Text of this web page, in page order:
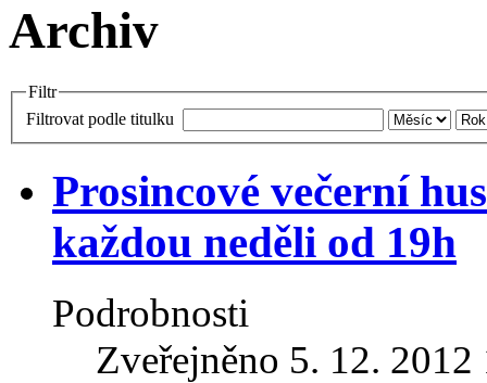
Projekt péče o
Armádní kaplani
Církevní ZUŠ
Harmonie
Domov na půl
Archiv
Filtr
Filtrovat podle titulku
Prosincové večerní
každou neděli od 19h
Podrobnosti
Zveřejněno 5. 12. 2012